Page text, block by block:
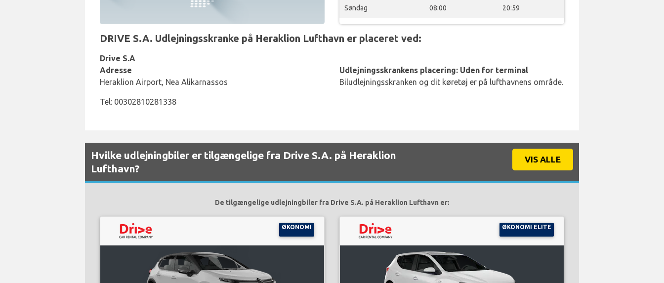
Søndag 08:00 20:59
DRIVE S.A. Udlejningsskranke på Heraklion Lufthavn er placeret ved:
Drive S.A
Adresse
Heraklion Airport, Nea Alikarnassos
Tel: 00302810281338
Udlejningsskrankens placering: Uden for terminal
Biludlejningsskranken og dit køretøj er på lufthavnens område.
Hvilke udlejningbiler er tilgængelige fra Drive S.A. på Heraklion
Lufthavn?
VIS ALLE
De tilgængelige udlejningbiler fra Drive S.A. på Heraklion Lufthavn er:
ØKONOMI ØKONOMI ELITE